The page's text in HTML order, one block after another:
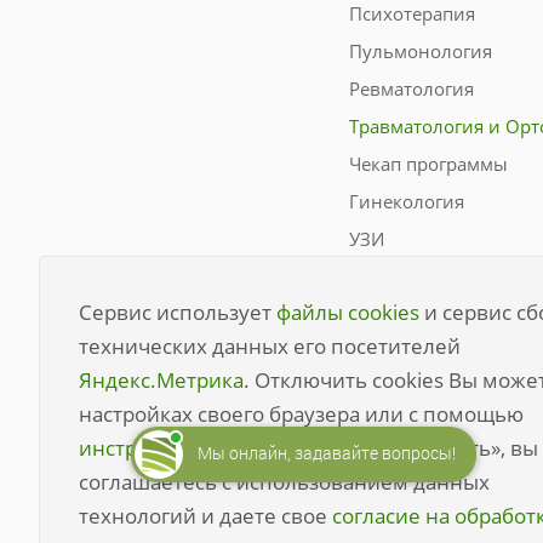
Сервис использует файлы cookies и сервис
технических данных его посетителей
Яндекс.Метрика. Отключить cookies Вы
настройках своего браузера или с помощью
инструмента. Нажимая кнопку «Принять», вы
соглашаетесь с использованием данных
технологий и даете свое согласие на
Психотерапия
Пульмонология
Ревматология
Травматология и
Чекап программы
Гинекология
УЗИ
Эндокринология
Терапия
Анализы
Гепатология
Биопсия
Мы онлайн, задавайте вопросы!